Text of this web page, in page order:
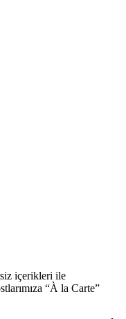
içerikleri ile
“À la Carte”